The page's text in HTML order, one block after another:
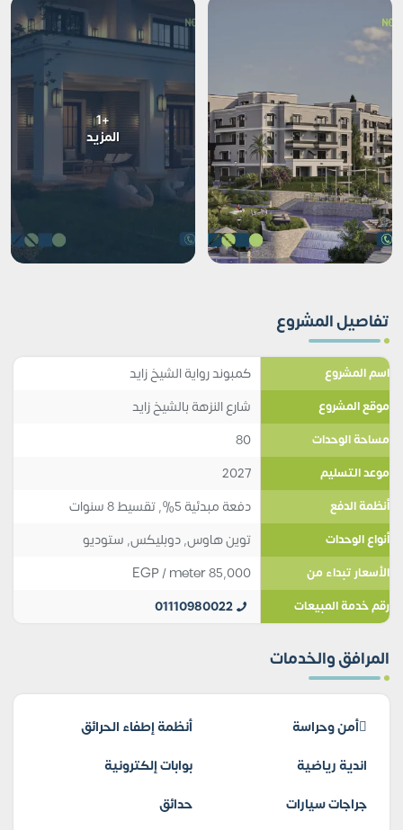
+1
المزيد
تفاصيل المشروع
اسم المشروع كمبوند رواية الشيخ زايد
موقع المشروع شارع النزهة بالشيخ زايد
مساحة الوحدات 80
موعد التسليم 2027
أنظمة الدفع دفعة مبدئية 5%, تقسيط 8 سنوات
أنواع الوحدات توين هاوس,دوبليكس, ستوديو
الأسعار تبداء من 85,000
EGP/ meter
رقم خدمة المبيعات 01110980022
المرافق والخدمات
أمن وحراسة
أنظمة إطفاء الحرائق
اندية رياضية
بوابات إلكترونية
جراجات سيارات
حدائق